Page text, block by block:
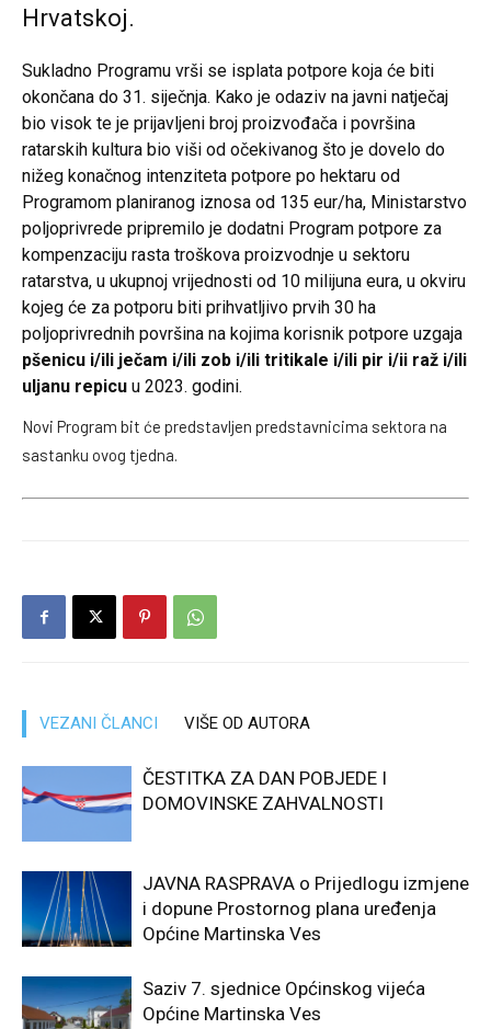
Hrvatskoj.
Sukladno Programu vrši se isplata potpore koja će biti
okončana do 31. siječnja. Kako je odaziv na javni natječaj
bio visok te je prijavljeni broj proizvođača i površina
ratarskih kultura bio viši od očekivanog što je dovelo do
nižeg konačnog intenziteta potpore po hektaru od
Programom planiranog iznosa od 135 eur/ha, Ministarstvo
poljoprivrede pripremilo je dodatni Program potpore za
kompenzaciju rasta troškova proizvodnje u sektoru
ratarstva, u ukupnoj vrijednosti od 10 milijuna eura, u okviru
kojeg će za potporu biti prihvatljivo prvih 30 ha
poljoprivrednih površina na kojima korisnik potpore uzgaja
pšenicu i/ili ječam i/ili zob i/ili tritikale i/ili pir i/ii raž i/ili
uljanu repicu u 2023. godini.
Novi Program bit će predstavljen predstavnicima sektora na
sastanku ovog tjedna.
VEZANI ČLANCI VIŠE OD AUTORA
ČESTITKA ZA DAN POBJEDE I
DOMOVINSKE ZAHVALNOSTI
JAVNA RASPRAVA o Prijedlogu izmjene
i dopune Prostornog plana uređenja
Općine Martinska Ves
Saziv 7. sjednice Općinskog vijeća
Općine Martinska Ves